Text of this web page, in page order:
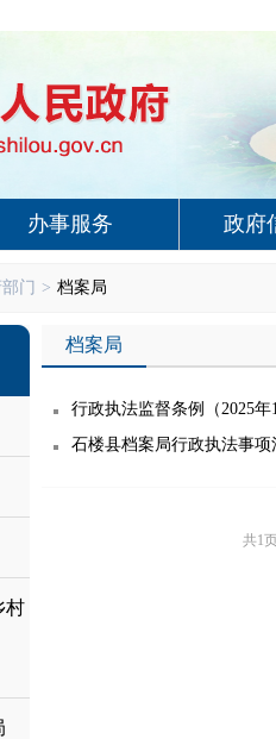
办事服务 政府
门 > 档案局
村
档案局
行政执法监督条例（2025年
石楼县档案局行政执法事项
共1